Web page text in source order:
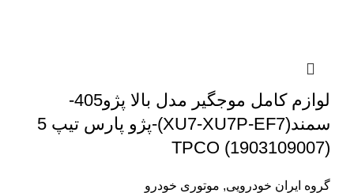
لوازم کامل موجگیر مدل بالا پژو405-
سمند(XU7-XU7P-EF7)-پژو پارس تیپ 5
TPCO (1903109007)
گروه ایران خودرویی, موتوری خودرو